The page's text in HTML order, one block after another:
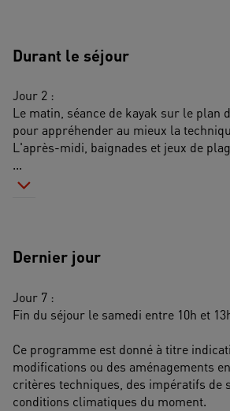
Durant le séjour
Jour 2 :
Le matin, séance de kayak sur le plan
pour appréhender au mieux la
L'après-midi, baignades et jeux de
...
Dernier jour
Jour 7 :
Fin du séjour le samedi entre 10h et
Ce programme est donné à titre
modifications ou des aménagements
critères techniques, des impératifs de
conditions climatiques du moment.